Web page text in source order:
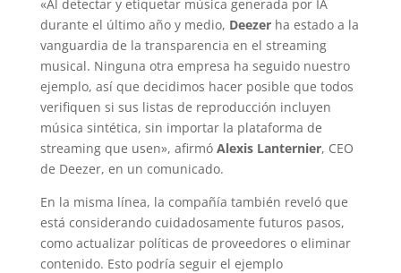
«Al detectar y etiquetar música generada por IA
durante el último año y medio, Deezerha estado a la
vanguardia de la transparencia en el streaming
musical. Ninguna otra empresa ha seguido nuestro
ejemplo, así que decidimos hacer posible que todos
verifiquen si sus listas de reproducción incluyen
música sintética, sin importar la plataforma de
streaming que usen», afirmó Alexis Lanternier, CEO
de Deezer, en un comunicado.
En la misma línea, la compañía también reveló que
está considerando cuidadosamente futuros pasos,
como actualizar políticas de proveedores o eliminar
contenido. Esto podría seguir el ejemplo